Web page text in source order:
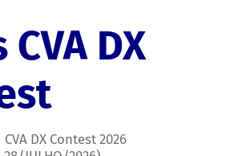
CVA DX
DX Contest 2026